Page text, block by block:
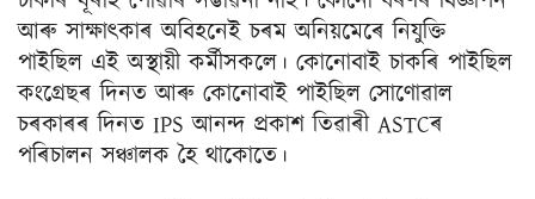
আৰু সাক্ষাৎকাৰ অবিহনেই চৰম অনিয়মেৰে নিযুক্তি
পাইছিল এই অস্থায়ী কৰ্মীসকলে। কোনোবাই চাকৰি পাইছিল
কংগ্ৰেছৰ দিনত আৰু কোনোবাই পাইছিল সোণোৱাল
চৰকাৰৰ দিনত IPS আনন্দ প্ৰকাশ তিৱাৰী ASTCৰ
পৰিচালন সঞ্চালক হৈ থাকোতে।